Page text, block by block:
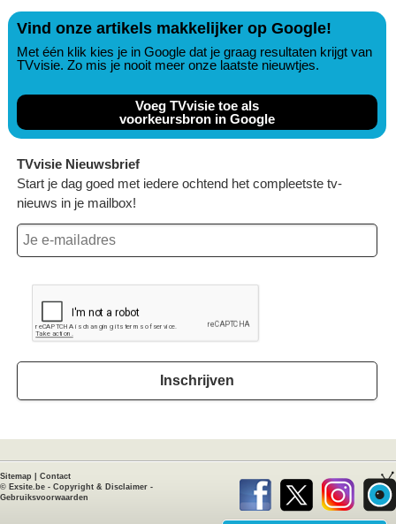
Vind onze artikels makkelijker op Google!
Met één klik kies je in Google dat je graag resultaten krijgt van
TVvisie. Zo mis je nooit meer onze laatste nieuwtjes.
Voeg TVvisie toe als
voorkeursbron in Google
TVvisie Nieuwsbrief
Start je dag goed met iedere ochtend het compleetste tv-
nieuws in je mailbox!
Inschrijven
Sitemap
Contact
© Exsite.be - Copyright & Disclaimer -
Gebruiksvoorwaarden